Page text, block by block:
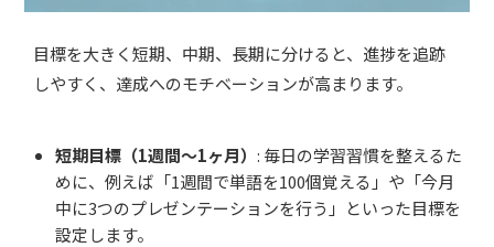
目標を大きく短期、中期、長期に分けると、進捗を追跡
しやすく、達成へのモチベーションが高まります。
短期目標（1週間〜1ヶ月） : 毎日の学習習慣を整えるた
めに、例えば「1週間で単語を100個覚える」や「今月
中に3つのプレゼンテーションを行う」といった目標を
設定します。